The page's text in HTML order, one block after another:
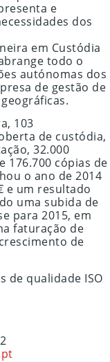
e
dos
em Custódia
todo o
autónomas dos
de gestão de
103
de custódia,
32.000
176.700 cópias de
o ano de 2014
e um resultado
uma subida de
para 2015, em
faturação de
de
de qualidade ISO